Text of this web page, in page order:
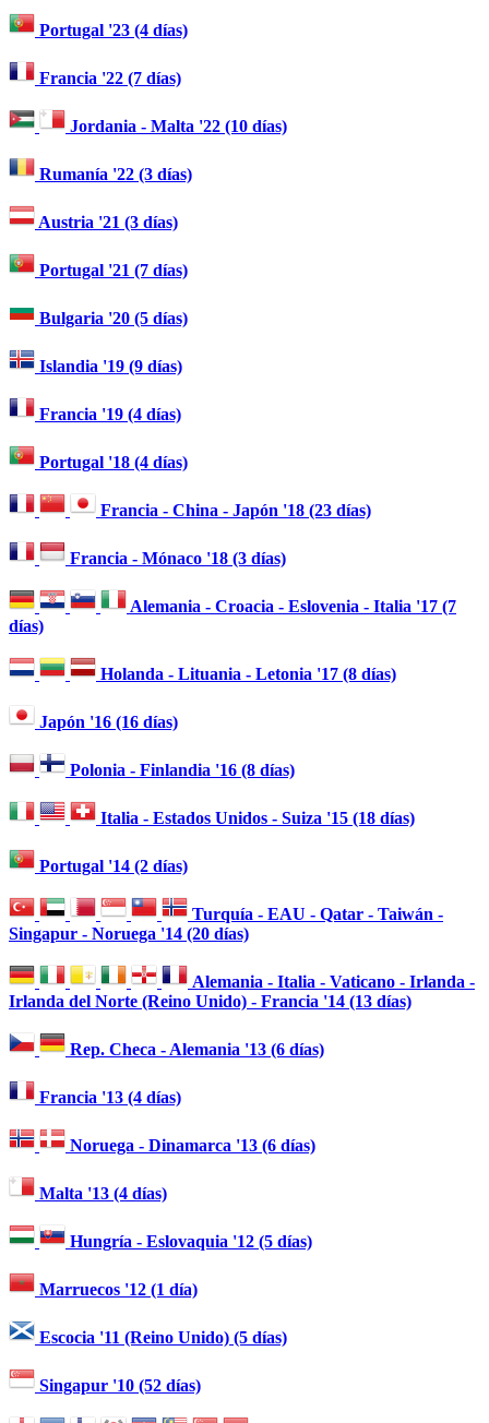
Portugal '23 (4 días)
Francia '22 (7 días)
Jordania - Malta '22 (10 días)
Rumanía '22 (3 días)
Austria '21 (3 días)
Portugal '21 (7 días)
Bulgaria '20 (5 días)
Islandia '19 (9 días)
Francia '19 (4 días)
Portugal '18 (4 días)
Francia - China - Japón '18 (23 días)
Francia - Mónaco '18 (3 días)
Alemania - Croacia - Eslovenia - Italia '17 (7
días)
Holanda - Lituania - Letonia '17 (8 días)
Japón '16 (16 días)
Polonia - Finlandia '16 (8 días)
Italia - Estados Unidos - Suiza '15 (18 días)
Portugal '14 (2 días)
Turquía - EAU - Qatar - Taiwán -
Singapur - Noruega '14 (20 días)
Alemania - Italia - Vaticano - Irlanda -
Irlanda del Norte (Reino Unido) - Francia '14 (13 días)
Rep. Checa - Alemania '13 (6 días)
Francia '13 (4 días)
Noruega - Dinamarca '13 (6 días)
Malta '13 (4 días)
Hungría - Eslovaquia '12 (5 días)
Marruecos '12 (1 día)
Escocia '11 (Reino Unido) (5 días)
Singapur '10 (52 días)